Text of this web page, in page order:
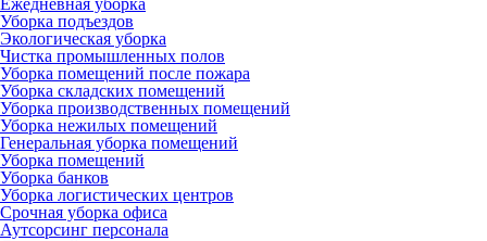
Уборка подъездов
Экологическая уборка
Чистка промышленных полов
Уборка помещений после пожара
Уборка складских помещений
Уборка производственных помещений
Уборка нежилых помещений
Генеральная уборка помещений
Уборка помещений
Уборка банков
Уборка логистических центров
Срочная уборка офиса
Аутсорсинг персонала